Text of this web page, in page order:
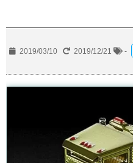
2019/03/10 2019/12/21 -